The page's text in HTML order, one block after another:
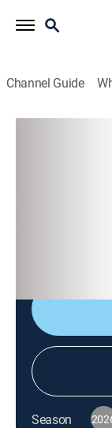
Channel Guide
S2026
Chismes de
industria del
combina
Season